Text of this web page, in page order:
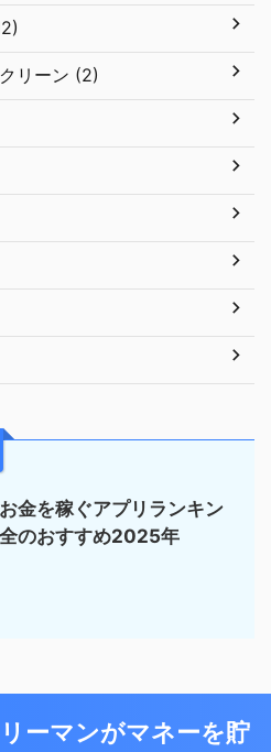
リーン (2)
金を稼ぐアプリランキン
のおすすめ2025年
ーマンがマネーを貯